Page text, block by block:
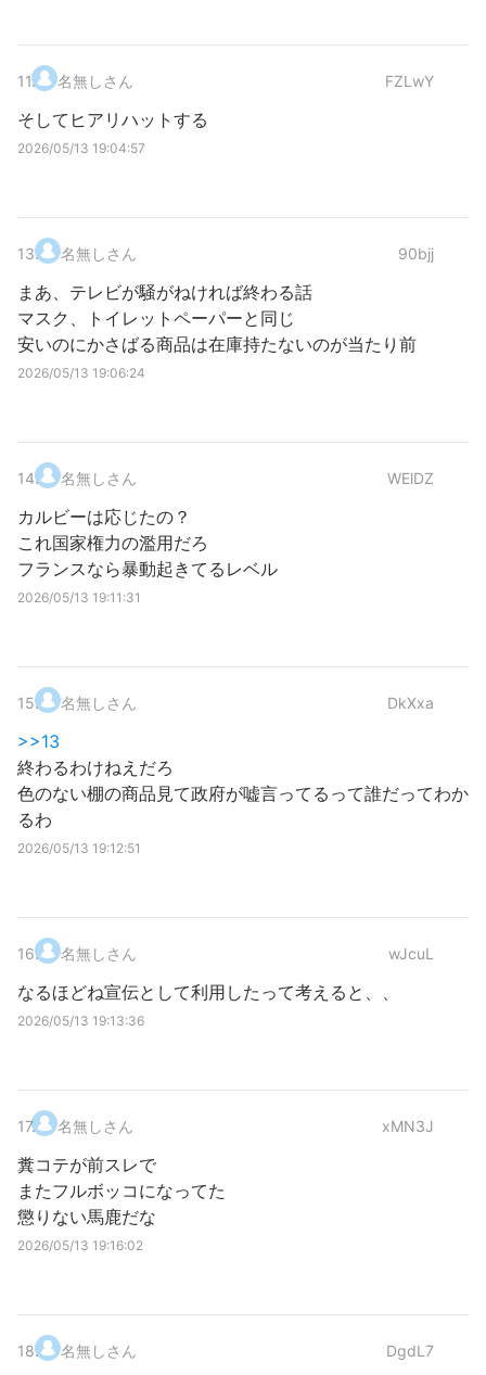
11. 名無しさん FZLwY
そしてヒアリハットする
2026/05/13 19:04:57
13. 名無しさん 90bjj
まあ、テレビが騒がねければ終わる話
マスク、トイレットペーパーと同じ
安いのにかさばる商品は在庫持たないのが当たり前
2026/05/13 19:06:24
14. 名無しさん WElDZ
カルビーは応じたの？
これ国家権力の濫用だろ
フランスなら暴動起きてるレベル
2026/05/13 19:11:31
15. 名無しさん DkXxa
>>13
終わるわけねえだろ
色のない棚の商品見て政府が嘘言ってるって誰だってわか
るわ
2026/05/13 19:12:51
16. 名無しさん wJcuL
なるほどね宣伝として利用したって考えると、、
2026/05/13 19:13:36
17. 名無しさん xMN3J
糞コテが前スレで
またフルボッコになってた
懲りない馬鹿だな
2026/05/13 19:16:02
18. 名無しさん DgdL7